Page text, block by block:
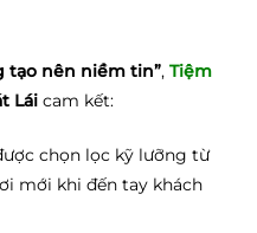
tạo nên niềm tin”, Tiệm
Lái cam kết:
chọn lọc kỹ lưỡng từ
mới khi đến tay khách